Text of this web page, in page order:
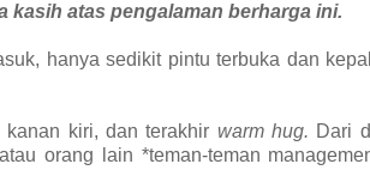
kasih atas pengalaman berharga ini.
hanya sedikit pintu terbuka dan
kanan kiri, dan terakhir warm hug. Dari
orang lain *teman-teman